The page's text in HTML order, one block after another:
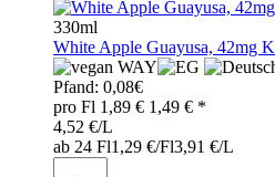
330ml
White Apple Guayusa, 42mg
WAY
Pfand: 0,08€
pro Fl 1,89 € 1,49 € *
4,52 €/L
ab 24 Fl1,29 €/Fl3,91 €/L